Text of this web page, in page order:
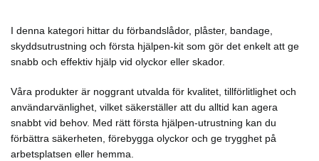
I denna kategori hittar du förbandslådor, plåster, bandage,
skyddsutrustning och första hjälpen-kit som gör det enkelt att ge
snabb och effektiv hjälp vid olyckor eller skador.
Våra produkter är noggrant utvalda för kvalitet, tillförlitlighet och
användarvänlighet, vilket säkerställer att du alltid kan agera
snabbt vid behov. Med rätt första hjälpen-utrustning kan du
förbättra säkerheten, förebygga olyckor och ge trygghet på
arbetsplatsen eller hemma.